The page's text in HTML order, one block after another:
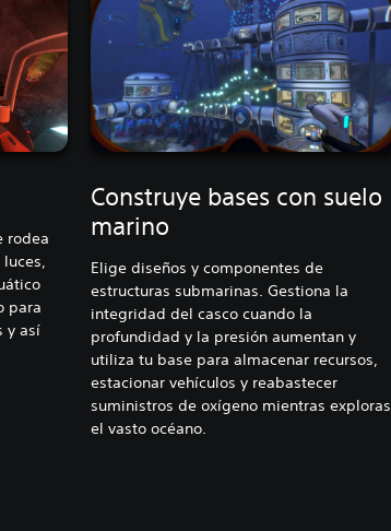
rodea
para
y así
Construye bases con suelo
marino
Elige diseños y componentes de
estructuras submarinas. Gestiona la
integridad del casco cuando la
profundidad y la presión aumentan y
utiliza tu base para almacenar recursos,
estacionar vehículos y reabastecer
suministros de oxígeno mientras exploras
el vasto océano.